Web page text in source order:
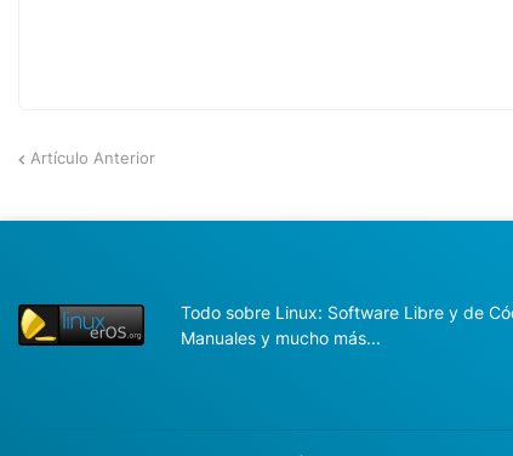
Artículo Anterior
Todo sobre Linux: Software Libre y de
Manuales y mucho más...